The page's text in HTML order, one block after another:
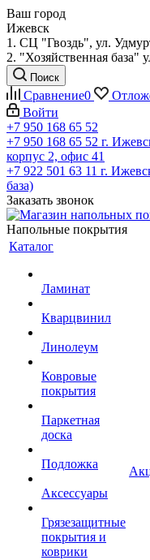
Ваш город
Ижевск
1. СЦ "Гвоздь", ул.
2. "Хозяйственная база"
Поиск
Сравнение0
Войти
+7 950 168 65 52
+7 950 168 65 52 г.
корпус 2, офис 41
+7 922 501 63 11 г.
база)
Заказать звонок
Напольные покрытия
Каталог
Ламинат
Кварцвинил
Линолеум
Ковровые
покрытия
Паркетная
доска
Подложка
Аксессуары
Грязезащитные
покрытия и
коврики